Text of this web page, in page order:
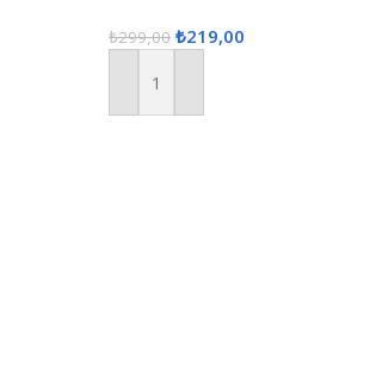
Hurcu
₺299,00 ₺219,00
Sepete Ekle